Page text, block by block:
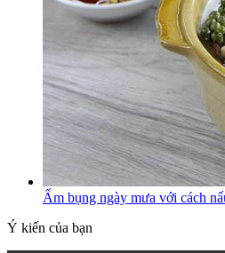
Ấm bụng ngày mưa với cách
Ý kiến của bạn